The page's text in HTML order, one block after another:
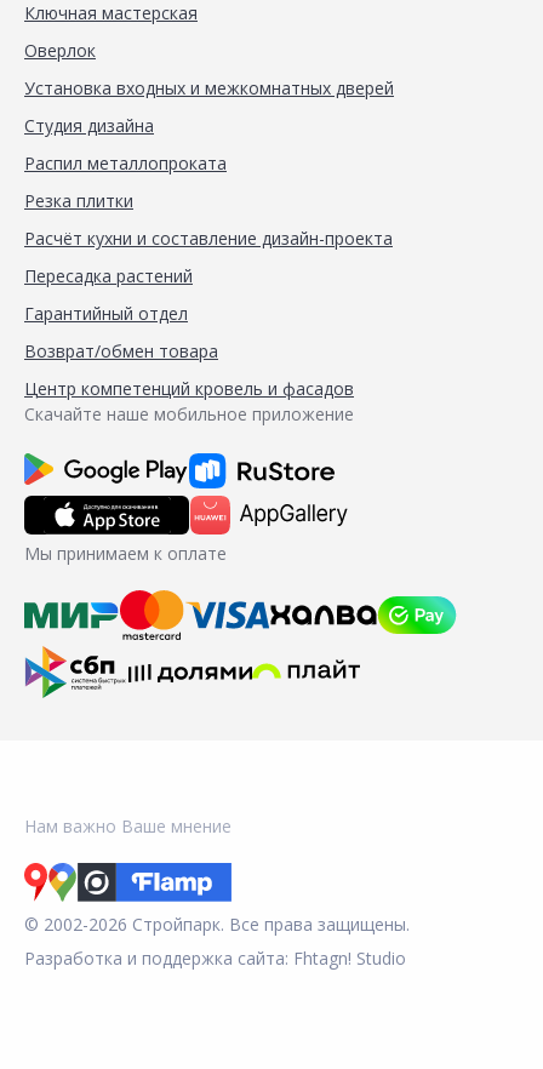
Ключная мастерская
Оверлок
Установка входных и межкомнатных дверей
Студия дизайна
Распил металлопроката
Резка плитки
Расчёт кухни и составление дизайн-проекта
Пересадка растений
Гарантийный отдел
Возврат/обмен товара
Центр компетенций кровель и фасадов
Скачайте наше мобильное приложение
Мы принимаем к оплате
Нам важно Ваше мнение
© 2002-2026 Стройпарк. Все права защищены.
Разработка и поддержка сайта: Fhtagn! Studio